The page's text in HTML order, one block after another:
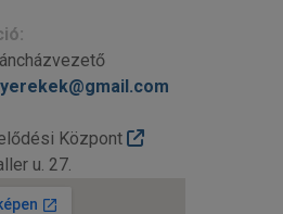
Központ
u. 27.